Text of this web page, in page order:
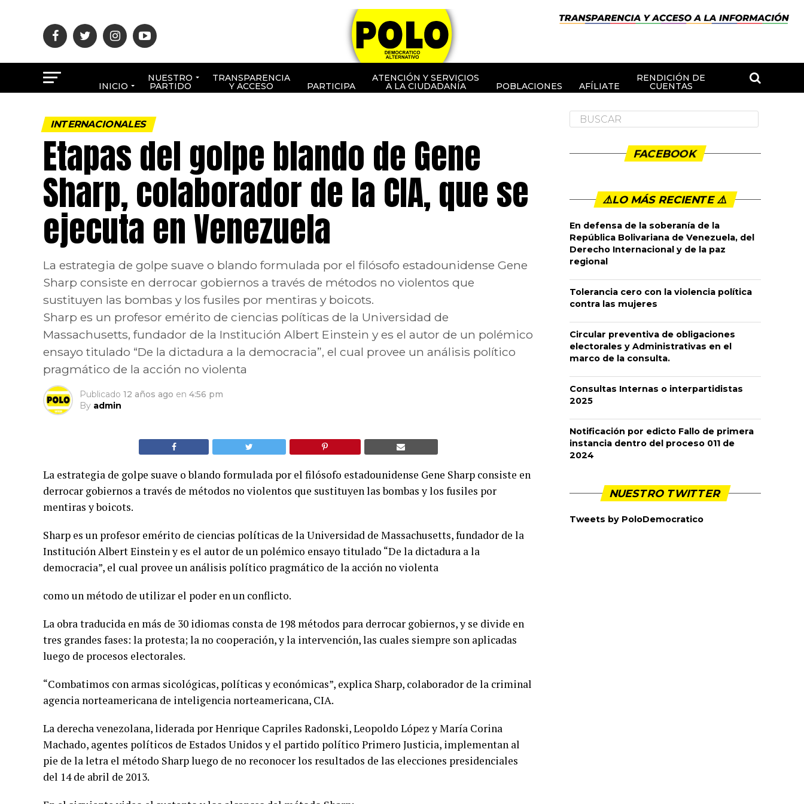
INICIO
NUESTRO
PARTIDO
TRANSPARENCIA
Y ACCESO PARTICIPA
ATENCIÓN Y SERVICIOS
A LA CIUDADANÍA POBLACIONES AFÍLIATE
RENDICIÓN DE
CUENTAS
INTERNACIONALES
Etapas del golpe blando de Gene
Sharp, colaborador de la CIA, que se
ejecuta en Venezuela
La estrategia de golpe suave o blando formulada por el filósofo estadounidense Gene
Sharp consiste en derrocar gobiernos a través de métodos no violentos que
sustituyen las bombas y los fusiles por mentiras y boicots.
Sharp es un profesor emérito de ciencias políticas de la Universidad de
Massachusetts, fundador de la Institución Albert Einstein y es el autor de un polémico
ensayo titulado “De la dictadura a la democracia”, el cual provee un análisis político
pragmático de la acción no violenta
Publicado 12 años ago en 4:56 pm
By admin
La estrategia de golpe suave o blando formulada por el filósofo estadounidense Gene Sharp consiste en
derrocar gobiernos a través de métodos no violentos que sustituyen las bombas y los fusiles por
mentiras y boicots.
Sharp es un profesor emérito de ciencias políticas de la Universidad de Massachusetts, fundador de la
Institución Albert Einstein y es el autor de un polémico ensayo titulado “De la dictadura a la
democracia”, el cual provee un análisis político pragmático de la acción no violenta
como un método de utilizar el poder en un conflicto.
La obra traducida en más de 30 idiomas consta de 198 métodos para derrocar gobiernos, y se divide en
tres grandes fases: la protesta; la no cooperación, y la intervención, las cuales siempre son aplicadas
luego de procesos electorales.
“Combatimos con armas sicológicas, políticas y económicas”, explica Sharp, colaborador de la criminal
agencia norteamericana de inteligencia norteamericana, CIA.
La derecha venezolana, liderada por Henrique Capriles Radonski, Leopoldo López y María Corina
Machado, agentes políticos de Estados Unidos y el partido político Primero Justicia, implementan al
pie de la letra el método Sharp luego de no reconocer los resultados de las elecciones presidenciales
del 14 de abril de 2013.
FACEBOOK
⚠️LO MÁS RECIENTE ⚠️️
En defensa de la soberanía de la
República Bolivariana de Venezuela, del
Derecho Internacional y de la paz
regional
Tolerancia cero con la violencia política
contra las mujeres
Circular preventiva de obligaciones
electorales y Administrativas en el
marco de la consulta.
Consultas Internas o interpartidistas
2025
Notificación por edicto Fallo de primera
instancia dentro del proceso 011 de
2024
NUESTRO TWITTER
Tweets by PoloDemocratico